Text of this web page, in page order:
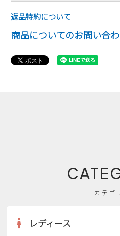
返品特約について
商品についてのお問い合
カテゴ
レディース